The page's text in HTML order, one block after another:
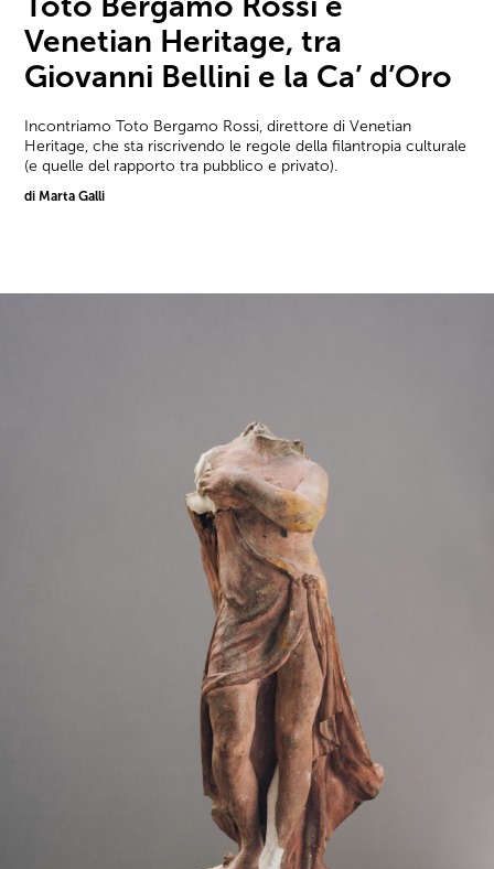
Venetian Heritage, tra
Giovanni Bellini e la Ca’ d’Oro
Incontriamo Toto Bergamo Rossi, direttore di Venetian
Heritage, che sta riscrivendo le regole della filantropia culturale
(e quelle del rapporto tra pubblico e privato).
di Marta Galli